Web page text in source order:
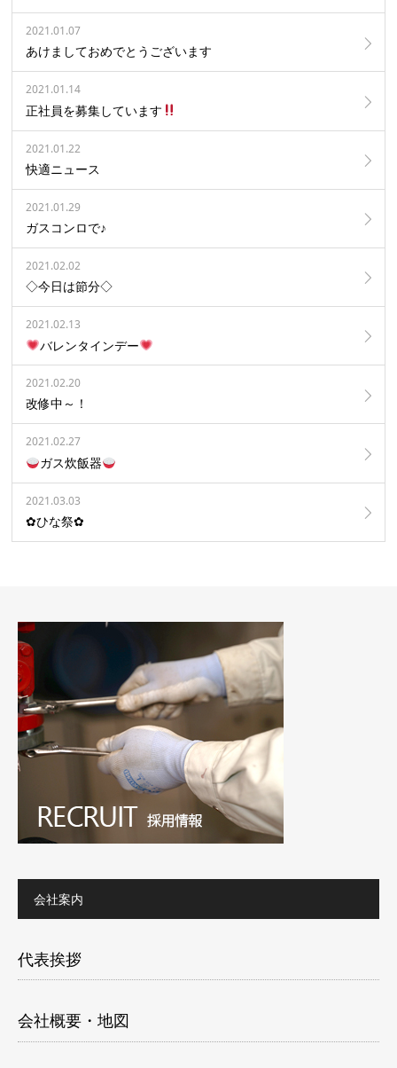
2021.01.07
あけましておめでとうございます
2021.01.14
正社員を募集しています
2021.01.22
快適ニュース
2021.01.29
ガスコンロで♪
2021.02.02
◇今日は節分◇
2021.02.13
バレンタインデー
2021.02.20
改修中～！
2021.02.27
ガス炊飯器
2021.03.03
✿ひな祭✿
会社案内
代表挨拶
会社概要・地図